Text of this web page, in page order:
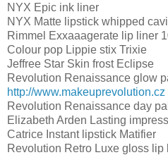
NYX Epic ink liner
NYX Matte lipstick whipped
Rimmel Exxaaagerate lip liner
Colour pop Lippie stix Trixie
Jeffree Star Skin frost Eclipse
Revolution Renaissance glow
http://www.makeuprevolution.cz
Revolution Renaissance day
Elizabeth Arden Lasting
Catrice Instant lipstick Matifier
Revolution Retro Luxe gloss lip